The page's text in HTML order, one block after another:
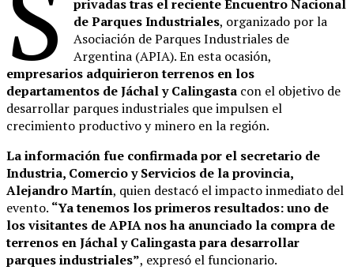
privadas tras el reciente Encuentro Nacional
de Parques Industriales, organizado por la
Asociación de Parques Industriales de
Argentina (APIA). En esta ocasión,
empresarios adquirieron terrenos en los
departamentos de Jáchal y Calingasta con el objetivo de
desarrollar parques industriales que impulsen el
crecimiento productivo y minero en la región.
La información fue confirmada por el secretario de
Industria, Comercio y Servicios de la provincia,
Alejandro Martín, quien destacó el impacto inmediato del
evento. “Ya tenemos los primeros resultados: uno de
los visitantes de APIA nos ha anunciado la compra de
terrenos en Jáchal y Calingasta para desarrollar
parques industriales”, expresó el funcionario.